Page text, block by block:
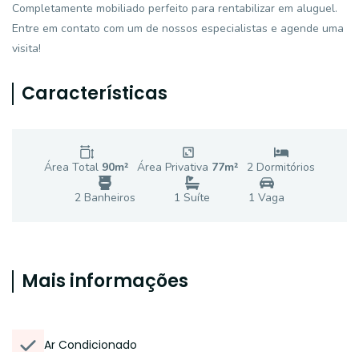
Completamente mobiliado perfeito para rentabilizar em aluguel.
Entre em contato com um de nossos especialistas e agende uma
visita!
Características
Área Total 90m² Área Privativa 77m² 2 Dormitórios
2 Banheiros 1 Suíte 1 Vaga
Mais informações
Ar Condicionado